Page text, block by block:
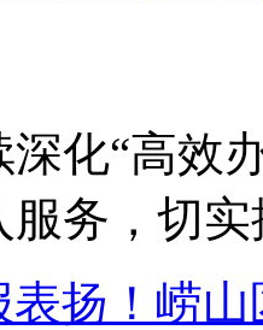
“高效办
服务，切
扬！崂